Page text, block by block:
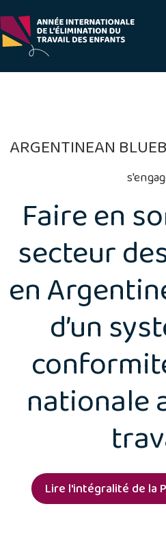
to
content
ARGENTINEAN
Faire en
secteur
en
d’un
nationale
Lire l'intégralité de la